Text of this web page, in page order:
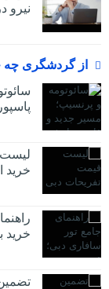
نیرو
از گردشگری چه
خرید
خرید